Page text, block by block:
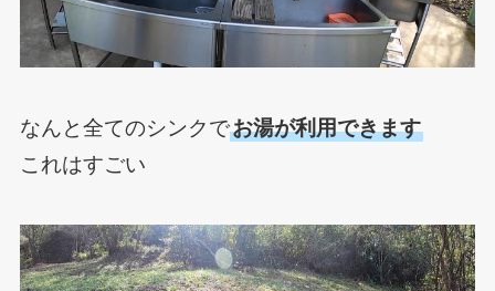
なんと全てのシンクでお湯が利用できます
これはすごい